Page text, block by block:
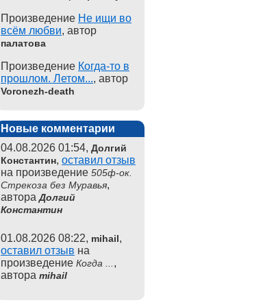
Произведение Не ищи во
всём любви, автор
палатова
Произведение Когда-то в
прошлом. Летом..., автор
Voronezh-death
Новые комментарии
04.08.2026 01:54, Долгий
Константин, оставил отзыв
на произведение 505ф-ок.
Стрекоза без Муравья,
автораДолгий
Константин
01.08.2026 08:22, mihail,
оставил отзыв на
произведение Когда ... ,
автора mihail